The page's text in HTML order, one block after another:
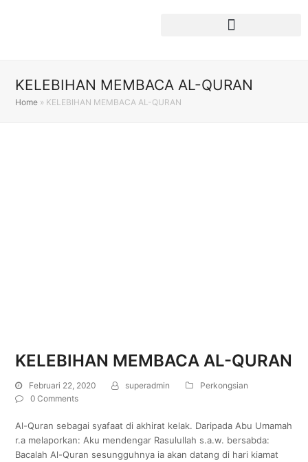
KELEBIHAN MEMBACA AL-QURAN
Home » KELEBIHAN MEMBACA AL-QURAN
KELEBIHAN MEMBACA AL-QURAN
Februari 22, 2020 superadmin
Perkongsian
0 Comments
Al-Quran sebagai syafaat di akhirat kelak. Daripada Abu Umamah
r.a melaporkan: Aku mendengar Rasulullah s.a.w. bersabda:
Bacalah Al-Quran sesungguhnya ia akan datang di hari kiamat